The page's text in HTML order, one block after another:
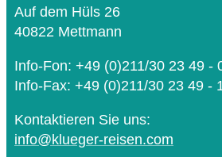
Auf dem Hüls 26
40822 Mettmann
Info-Fon: +49 (0)211/30 23 49 -
Info-Fax: +49 (0)211/30 23 49 -
Kontaktieren Sie uns:
info@klueger-reisen.com